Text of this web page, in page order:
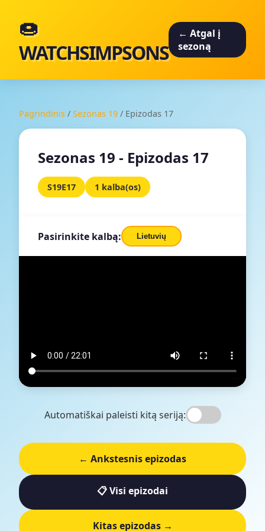
🍩
WATCHSIMPSONS
← Atgal į
sezoną
Pagrindinis / Sezonas 19 / Epizodas 17
Sezonas 19 - Epizodas 17
S19E17 1 kalba(os)
Pasirinkite kalbą: Lietuvių
Automatiškai paleisti kitą seriją:
← Ankstesnis epizodas
📋 Visi epizodai
Kitas epizodas →